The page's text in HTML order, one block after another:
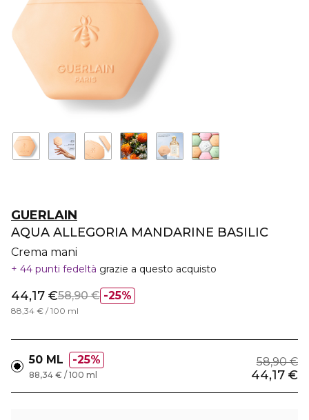
GUERLAIN
AQUA ALLEGORIA MANDARINE BASILIC
Crema mani
44 punti fedeltà grazie a questo acquisto
25%
44,17 €58,90 €
88,34 € / 100 ml
50 ML 25% 58,90 €
44,17 €
88,34 € / 100 ml